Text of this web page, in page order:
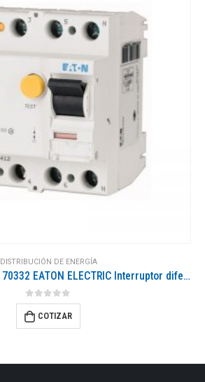
DISTRIBUCIÓN DE ENERGÍA
FRCMM-25/4/003-A 170332 EATON ELECTRIC Interruptor diferencial, 25A, 4p, 30mA, clase A
0out of 5
COTIZAR